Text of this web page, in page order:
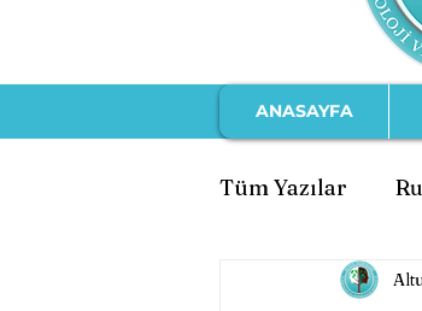
ANASAYFA
Tüm Yazılar
Ebeveynlik